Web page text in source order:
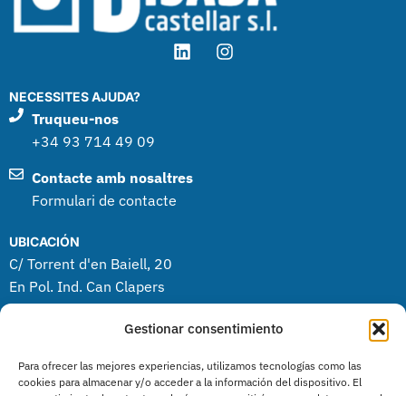
Gestionar consentimiento
Para ofrecer las mejores experiencias, utilizamos tecnologías como las
cookies para almacenar y/o acceder a la información del dispositivo. El
NECESSITES AJUDA?
Truqueu-nos
+34 93 714 49 09
Contacte amb nosaltres
Formulari de contacte
UBICACIÓN
C/ Torrent d'en Baiell, 20
En Pol. Ind. Can Clapers
08181 Sentmenat (BCN)
Neteja